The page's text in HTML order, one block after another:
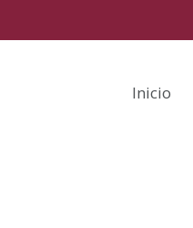
Inicio